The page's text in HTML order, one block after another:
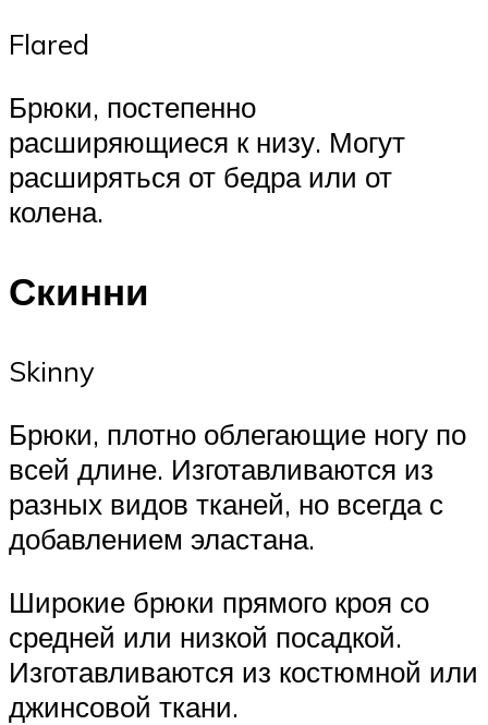
Flared
Брюки, постепенно
расширяющиеся к низу. Могут
расширяться от бедра или от
колена.
Скинни
Skinny
Брюки, плотно облегающие ногу по
всей длине. Изготавливаются из
разных видов тканей, но всегда с
добавлением эластана.
Широкие брюки прямого кроя со
средней или низкой посадкой.
Изготавливаются из костюмной или
джинсовой ткани.